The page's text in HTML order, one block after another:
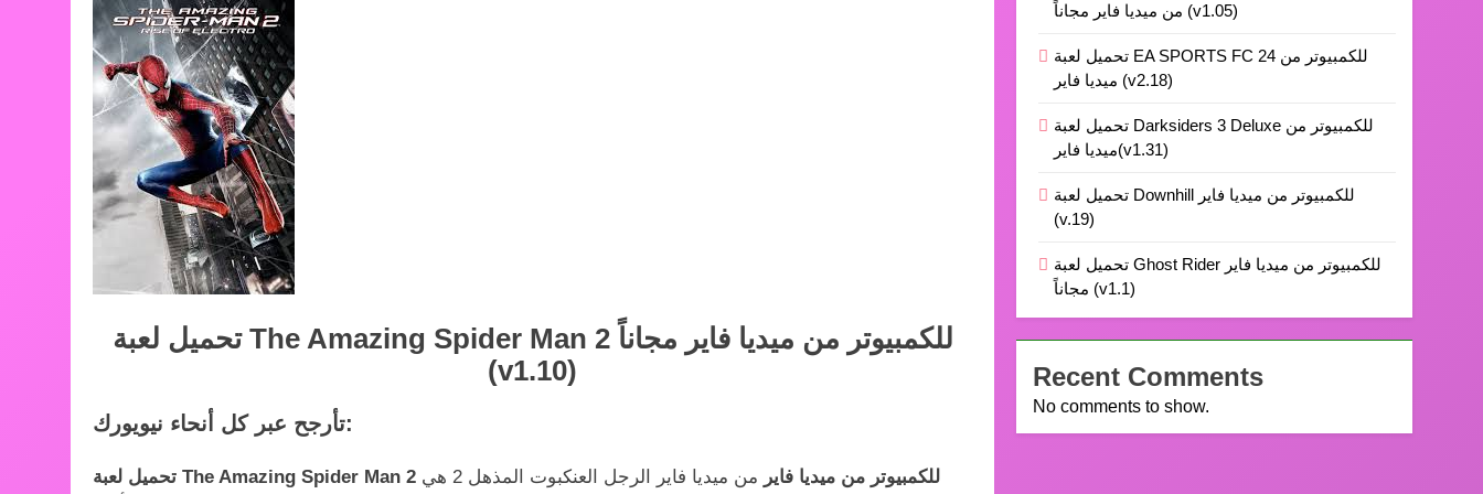
تحميل لعبة The Amazing Spider Man 2 للكمبيوتر من ميديا فاير مجاناً
(v1.10)
تأرجح عبر كل أنحاء نيويورك:
تحميل لعبة The Amazing Spider Man 2 للكمبيوتر من ميديا فاير
من ميديا فاير الرجل العنكبوت المذهل 2 هي
من ميديا فاير مجاناً (v1.05)
تحميل لعبة EA SPORTS FC 24 للكمبيوتر من
ميديا فاير (v2.18)
تحميل لعبة Darksiders 3 Deluxe للكمبيوتر من
ميديا فاير(v1.31)
تحميل لعبة Downhill للكمبيوتر من ميديا فاير
(v.19)
تحميل لعبة Ghost Rider للكمبيوتر من ميديا فاير
مجاناً (v1.1)
Recent Comments
No comments to show.